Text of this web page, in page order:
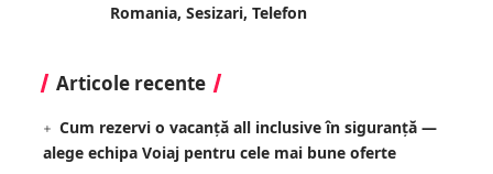
Romania, Sesizari, Telefon
Articole recente
Cum rezervi o vacanță all inclusive în siguranță —
alege echipa Voiaj pentru cele mai bune oferte